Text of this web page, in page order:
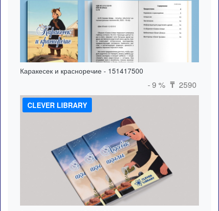
Каракесек и красноречие - 151417500
- 9 % ₸ 2590
CLEVER LIBRARY